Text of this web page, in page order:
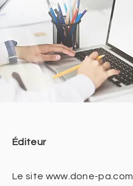
Éditeur
Le site www.done-pa.com